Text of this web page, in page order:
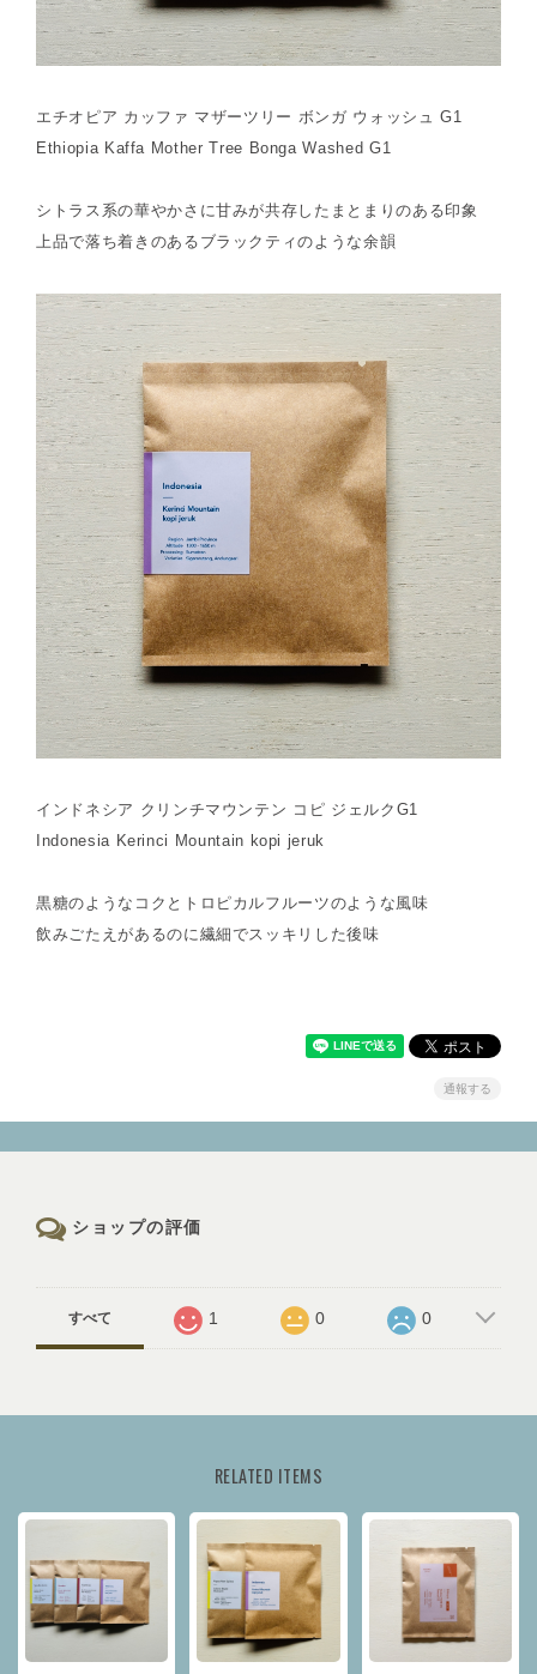
エチオピア カッファ マザーツリー ボンガ ウォッシュ G1
Ethiopia Kaffa Mother Tree Bonga Washed G1
シトラス系の華やかさに甘みが共存したまとまりのある印象
上品で落ち着きのあるブラックティのような余韻
インドネシア クリンチマウンテン コピ ジェルクG1
Indonesia Kerinci Mountain kopi jeruk
黒糖のようなコクとトロピカルフルーツのような風味
飲みごたえがあるのに繊細でスッキリした後味
通報する
ショップの評価
すべて 1 0 0
RELATED ITEMS